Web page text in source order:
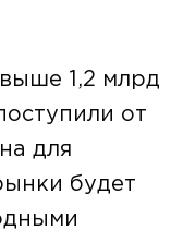
1,2 млрд
от
для
будет